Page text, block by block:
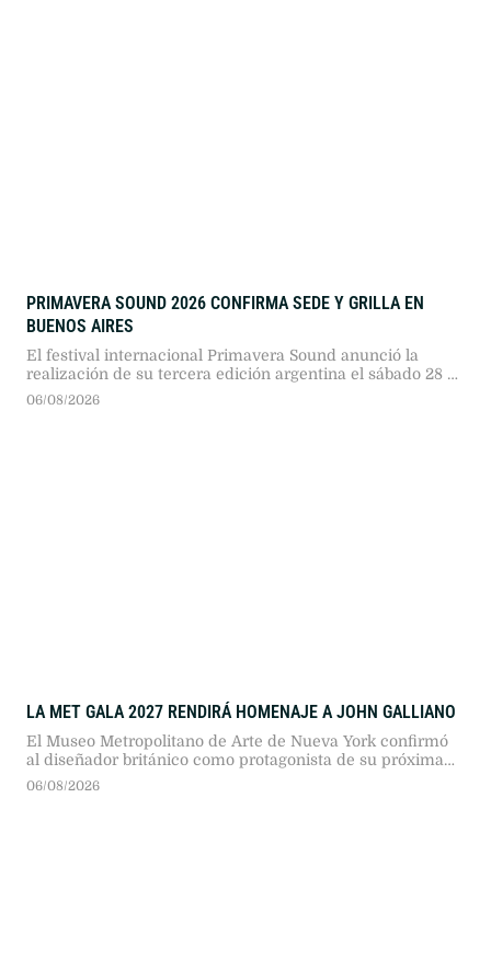
PRIMAVERA SOUND 2026 CONFIRMA SEDE Y GRILLA EN
BUENOS AIRES
El festival internacional Primavera Sound anunció la
realización de su tercera edición argentina el sábado 28 y
domingo 29 de noviembre de 2026 en el Club Ciudad de
06/08/2026
LA MET GALA 2027 RENDIRÁ HOMENAJE A JOHN GALLIANO
El Museo Metropolitano de Arte de Nueva York confirmó
al diseñador británico como protagonista de su próxima
gran exposición. La decisión reabrió el debate por sus
06/08/2026